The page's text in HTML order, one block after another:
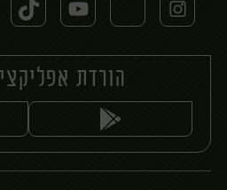
יח׳
הורדת